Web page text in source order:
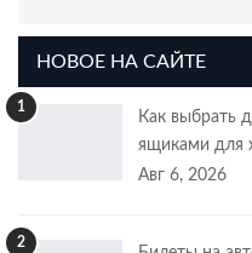
НОВОЕ НА САЙТЕ
1
Как выбрать
ящиками для
Авг 6, 2026
2